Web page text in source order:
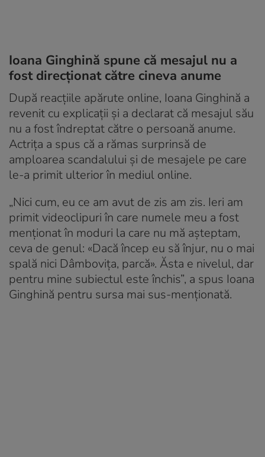
Ioana Ginghină spune că mesajul nu a
fost direcționat către cineva anume
După reacțiile apărute online, Ioana Ginghină a
revenit cu explicații și a declarat că mesajul său
nu a fost îndreptat către o persoană anume.
Actrița a spus că a rămas surprinsă de
amploarea scandalului și de mesajele pe care
le-a primit ulterior în mediul online.
„Nici cum, eu ce am avut de zis am zis. Ieri am
primit videoclipuri în care numele meu a fost
menționat în moduri la care nu mă așteptam,
ceva de genul: «Dacă încep eu să înjur, nu o mai
spală nici Dâmbovița, parcă». Ăsta e nivelul, dar
pentru mine subiectul este închis”, a spus Ioana
Ginghină pentru sursa mai sus-menționată.